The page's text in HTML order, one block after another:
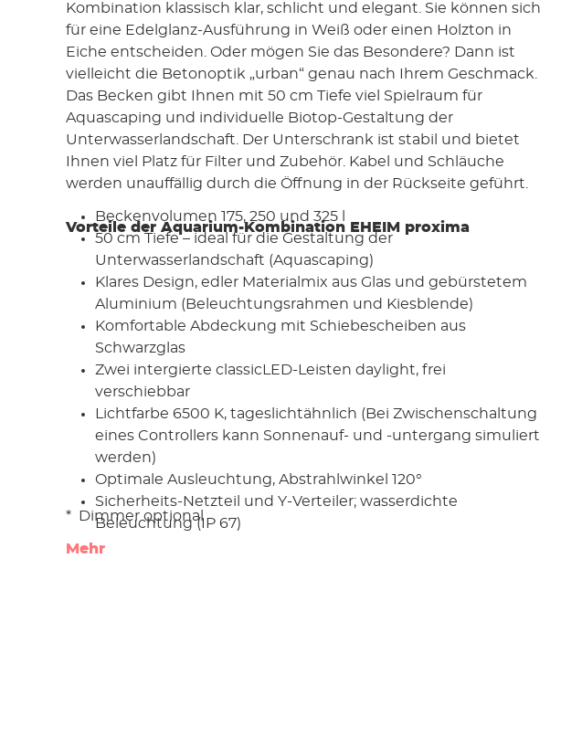
Kombination klassisch klar, schlicht und elegant. Sie können sich
für eine Edelglanz-Ausführung in Weiß oder einen Holzton in
Eiche entscheiden. Oder mögen Sie das Besondere? Dann ist
vielleicht die Betonoptik „urban“ genau nach Ihrem Geschmack.
Das Becken gibt Ihnen mit 50 cm Tiefe viel Spielraum für
Aquascaping und individuelle Biotop-Gestaltung der
Unterwasserlandschaft. Der Unterschrank ist stabil und bietet
Ihnen viel Platz für Filter und Zubehör. Kabel und Schläuche
werden unauffällig durch die Öffnung in der Rückseite geführt.
Vorteile der Aquarium-Kombination EHEIM proxima
Beckenvolumen 175, 250 und 325 l
50 cm Tiefe – ideal für die Gestaltung der
Unterwasserlandschaft (Aquascaping)
Klares Design, edler Materialmix aus Glas und gebürstetem
Aluminium (Beleuchtungsrahmen und Kiesblende)
Komfortable Abdeckung mit Schiebescheiben aus
Schwarzglas
Zwei intergierte classicLED-Leisten daylight, frei
verschiebbar
Lichtfarbe 6500 K, tageslichtähnlich (Bei Zwischenschaltung
eines Controllers kann Sonnenauf- und -untergang simuliert
werden)
Optimale Ausleuchtung, Abstrahlwinkel 120°
Sicherheits-Netzteil und Y-Verteiler; wasserdichte
Beleuchtung (IP 67)
Hohe Energieeffizienz; mittlere Lebensdauer der LED-
* Dimmer optional
Mehr